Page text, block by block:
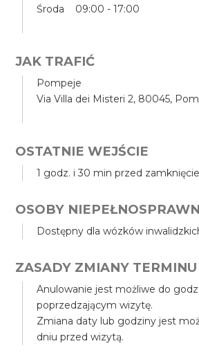
Środa 09:00 - 17:00
JAK TRAFIĆ
Pompeje
Via Villa dei Misteri 2, 80045,
OSTATNIE WEJŚCIE
1 godz. i 30 min przed
OSOBY
Dostępny dla wózków
ZASADY ZMIANY
Anulowanie jest możliwe do
poprzedzającym wizytę.
Zmiana daty lub godziny jest
dniu przed wizytą.